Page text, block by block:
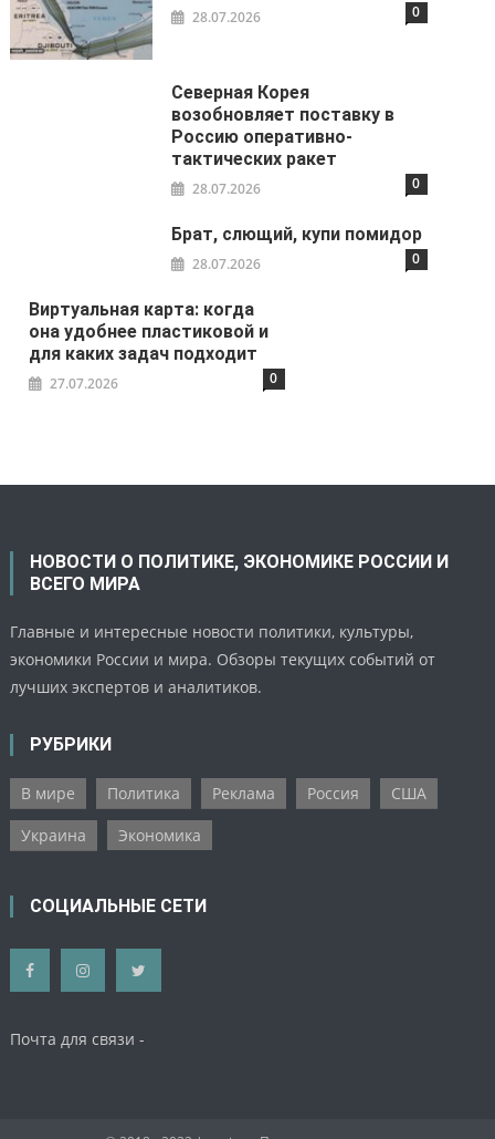
28.07.2026 0
Северная Корея
возобновляет поставку в
Россию оперативно-
тактических ракет
28.07.2026 0
Брат, слющий, купи помидор
28.07.2026 0
Виртуальная карта: когда
она удобнее пластиковой и
для каких задач подходит
27.07.2026 0
НОВОСТИ О ПОЛИТИКЕ, ЭКОНОМИКЕ РОССИИ И
ВСЕГО МИРА
Главные и интересные новости политики, культуры,
экономики России и мира. Обзоры текущих событий от
лучших экспертов и аналитиков.
РУБРИКИ
В мире Политика Реклама Россия
США
Украина
Экономика
СОЦИАЛЬНЫЕ СЕТИ
Почта для связи -